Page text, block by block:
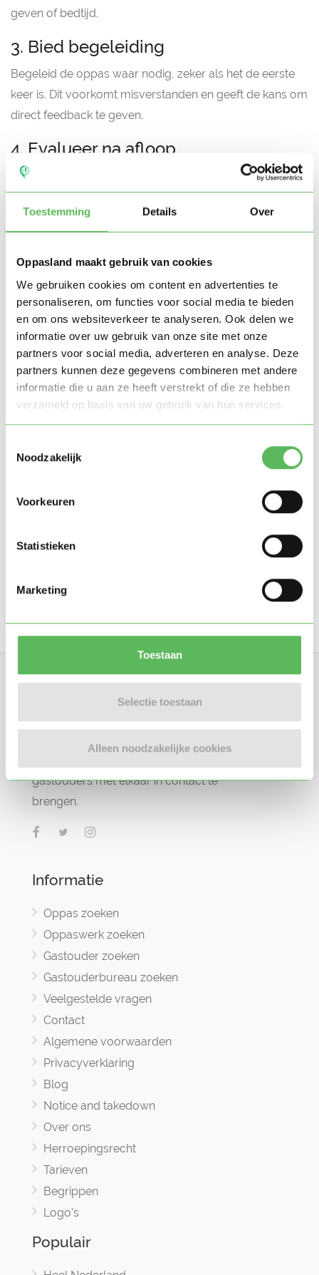
Toestemming Details Over
Oppasland maakt gebruik van cookies
We gebruiken cookies om content en advertenties te
personaliseren, om functies voor social media te bieden
en om ons websiteverkeer te analyseren. Ook delen we
informatie over uw gebruik van onze site met onze
partners voor social media, adverteren en analyse. Deze
partners kunnen deze gegevens combineren met andere
informatie die u aan ze heeft verstrekt of die ze hebben
verzameld op basis van uw gebruik van hun services.
Noodzakelijk
Voorkeuren
Statistieken
Marketing
Toestaan
Selectie toestaan
Alleen noodzakelijke cookies
geven of bedtijd.
3. Bied begeleiding
Begeleid de oppas waar nodig, zeker als het de eerste
keer is. Dit voorkomt misverstanden en geeft de kans om
direct feedback te geven.
4. Evalueer na afloop
Bespreek samen hoe het is gegaan. Vraag hoe de oppas
het heeft ervaren en deel jouw observaties. Dit helpt om
te beslissen of jullie verdergaan of niet.
Waar je op moet letten
tijdens de proefperiode
Reactie op onverwachte situaties, zoals huilende
kinderen of ruzie.
Klik met de kinderen , vertrouwen en een
ontspannen sfeer zijn essentieel.
Betrouwbaarheid en punctualiteit , komt de
oppas op tijd en volgt zij de afspraken op?
Afspraken vastleggen
Leg de afspraken schriftelijk vast om misverstanden te
voorkomen. Noteer hierin:
De duur van de proefperiode (bijvoorbeeld twee
Het afgesproken uurtarief.
bedtijden.
gastouders met elkaar in contact te
brengen.
Informatie
Oppas zoeken
Oppaswerk zoeken
Gastouder zoeken
Gastouderbureau zoeken
Veelgestelde vragen
Contact
Algemene voorwaarden
Privacyverklaring
Blog
Notice and takedown
Over ons
Herroepingsrecht
Tarieven
Begrippen
Logo's
Populair